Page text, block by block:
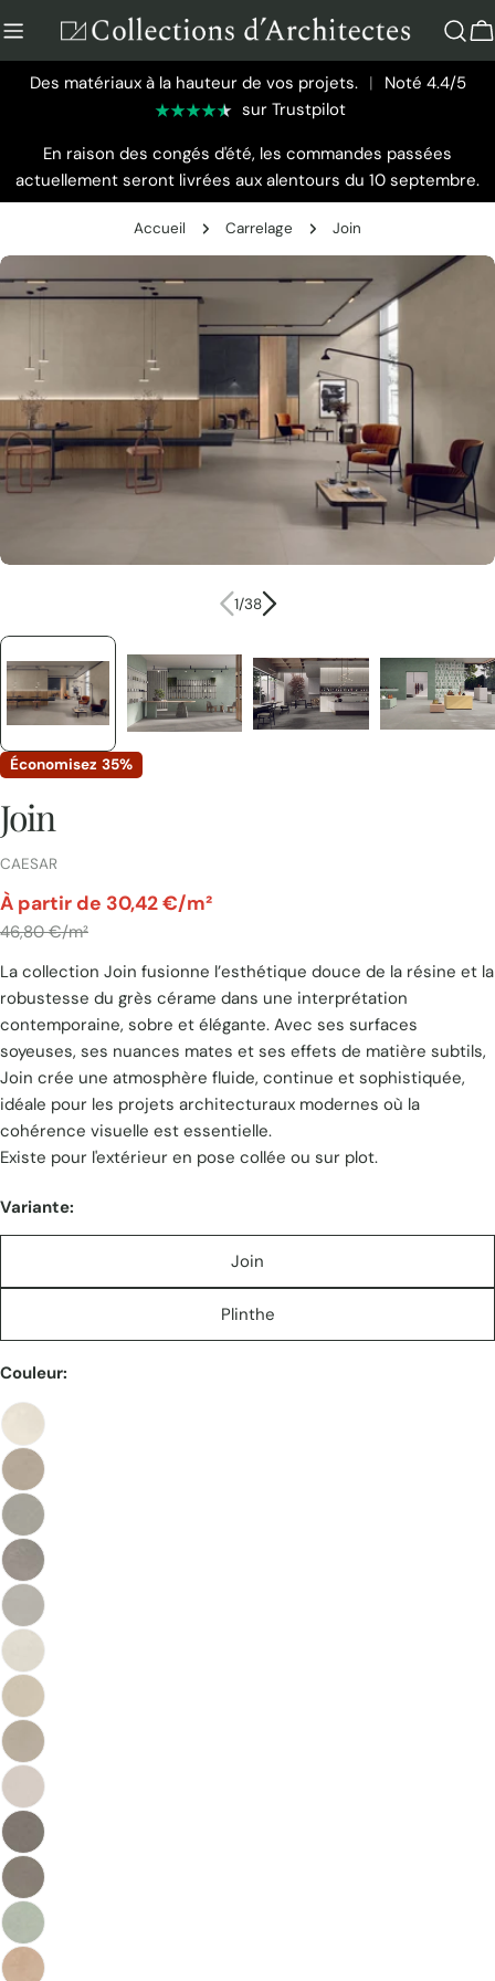
au
contenu
Des matériaux à la hauteur de vos projets. | Noté 4.4/5
sur Trustpilot
En raison des congés d'été, les commandes passées
actuellement seront livrées aux alentours du 10 septembre.
Accueil Carrelage Join
Passer
aux
produit
le média 0 en mode modal
1/38
Économisez 35%
Join
FOURNISSEUR:
CAESAR
Prix
unitaire
par
À partir de 30,42 €/m²
46,80 €/m²
La collection Join fusionne l’esthétique douce de la résine et la
robustesse du grès cérame dans une interprétation
contemporaine, sobre et élégante. Avec ses surfaces
soyeuses, ses nuances mates et ses effets de matière subtils,
Join crée une atmosphère fluide, continue et sophistiquée,
idéale pour les projets architecturaux modernes où la
cohérence visuelle est essentielle.
Existe pour l'extérieur en pose collée ou sur plot.
Variante:
Join
Plinthe
Couleur: